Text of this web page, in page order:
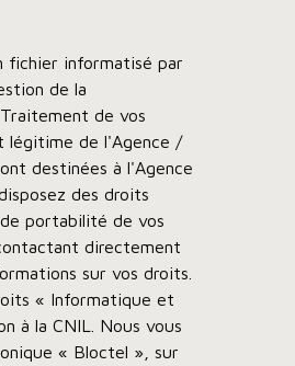
fichier informatisé par
de la
de vos
légitime de l'Agence /
destinées à l'Agence
des droits
portabilité de vos
directement
sur vos droits.
« Informatique et
à la CNIL. Nous vous
« Bloctel », sur